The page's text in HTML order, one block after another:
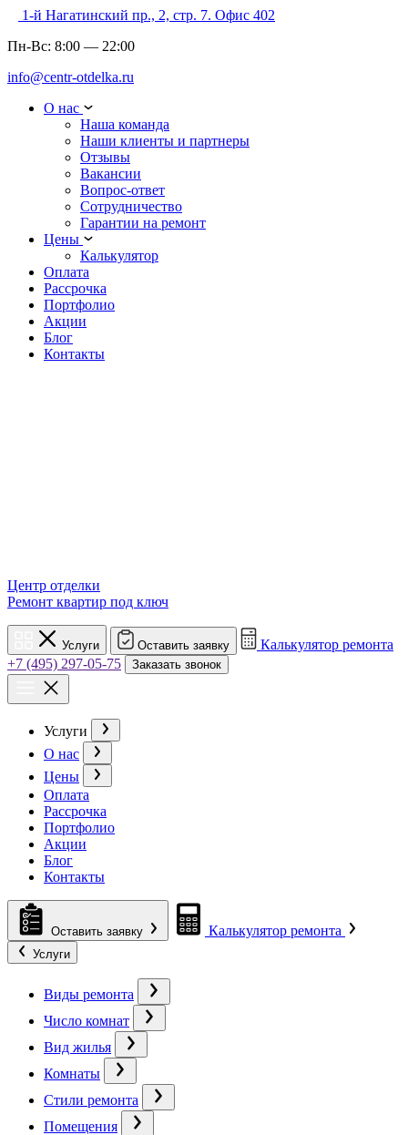
1-й Нагатинский пр., 2, стр. 7. Офис 402
Пн-Вс: 8:00 — 22:00
info@centr-otdelka.ru
О нас
Наша команда
Наши клиенты и партнеры
Отзывы
Вакансии
Вопрос-ответ
Сотрудничество
Гарантии на ремонт
Цены
Калькулятор
Оплата
Рассрочка
Портфолио
Акции
Блог
Контакты
Центр отделки
Ремонт квартир под ключ
Услуги Оставить заявку
Калькулятор ремонта
+7 (495) 297-05-75
Заказать звонок
Услуги
О нас
Цены
Оплата
Рассрочка
Портфолио
Акции
Блог
Контакты
Оставить заявку Калькулятор ремонта
Услуги
Виды ремонта
Число комнат
Вид жилья
Комнаты
Стили ремонта
Помещения